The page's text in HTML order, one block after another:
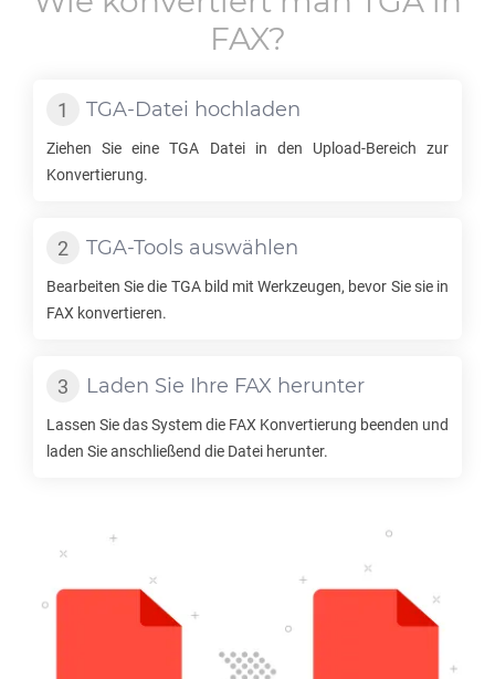
FAX?
TGA-Datei hochladen
Ziehen Sie eineTGA Datei in den Upload-Bereich zur
Konvertierung.
TGA-Tools auswählen
Bearbeiten Sie die TGAbild mit Werkzeugen, bevor Sie sie in
FAX konvertieren.
Laden Sie Ihre FAX herunter
Lassen Sie das System die FAX Konvertierung beenden und
laden Sie anschließend die Datei herunter.